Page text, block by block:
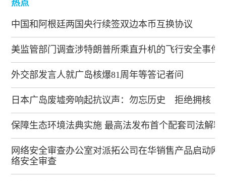
热点
中国和阿根廷两国央行续签双边本币互换协议
美监管部门调查涉特朗普所乘直升机的飞行安全事件
外交部发言人就广岛核爆81周年等答记者问
日本广岛废墟旁响起抗议声：勿忘历史 拒绝拥核
保障生态环境法典实施 最高法发布首个配套司法解释
网络安全审查办公室对派拓公司在华销售产品启动网
络安全审查